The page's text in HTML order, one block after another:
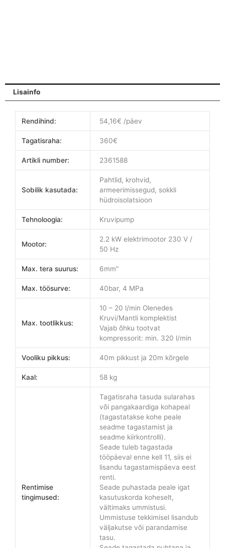
Lisainfo
Rendihind: 54,16€ /päev
Tagatisraha: 360€
Artikli number: 2361588
Sobilik kasutada:
Pahtlid, krohvid,
armeerimissegud, sokkli
hüdroisolatsioon
Tehnoloogia: Kruvipump
Mootor:
2.2 kW elektrimootor 230 V /
50 Hz
Max. tera suurus: 6mm"
Max. töösurve: 40bar, 4 MPa
Max. tootlikkus:
10 – 20 l/min Olenedes
Kruvi/Mantli komplektist
Vajab õhku tootvat
kompressorit: min. 320 l/min
Vooliku pikkus: 40m pikkust ja 20m kõrgele
Kaal: 58 kg
Rentimise
tingimused:
Tagatisraha tasuda sularahas
või pangakaardiga kohapeal
(tagastatakse kohe peale
seadme tagastamist ja
seadme kiirkontrolli).
Seade tuleb tagastada
tööpäeval enne kell 11, siis ei
lisandu tagastamispäeva eest
renti.
Seade puhastada peale igat
kasutuskorda koheselt,
vältimaks ummistusi.
Ummistuse tekkimisel lisandub
väljakutse või parandamise
tasu.